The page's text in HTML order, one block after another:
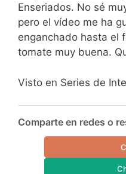
Enseriados. No sé
pero el vídeo me ha
enganchado hasta el
tomate muy buena.
Visto en Series de
Comparte en redes o